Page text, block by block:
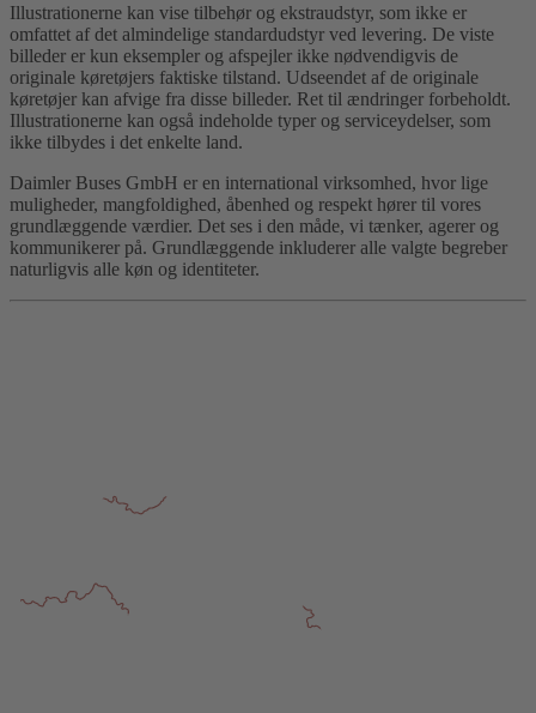
Illustrationerne kan vise tilbehør og ekstraudstyr, som ikke er
omfattet af det almindelige standardudstyr ved levering. De viste
billeder er kun eksempler og afspejler ikke nødvendigvis de
originale køretøjers faktiske tilstand. Udseendet af de originale
køretøjer kan afvige fra disse billeder. Ret til ændringer forbeholdt.
Illustrationerne kan også indeholde typer og serviceydelser, som
ikke tilbydes i det enkelte land.
Daimler Buses GmbH er en international virksomhed, hvor lige
muligheder, mangfoldighed, åbenhed og respekt hører til vores
grundlæggende værdier. Det ses i den måde, vi tænker, agerer og
kommunikerer på. Grundlæggende inkluderer alle valgte begreber
naturligvis alle køn og identiteter.